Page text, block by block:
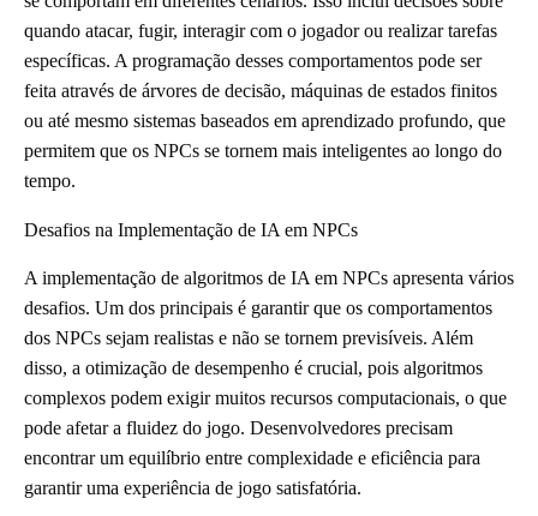
quando atacar, fugir, interagir com o jogador ou realizar tarefas
específicas. A programação desses comportamentos pode ser
feita através de árvores de decisão, máquinas de estados finitos
ou até mesmo sistemas baseados em aprendizado profundo, que
permitem que os NPCs se tornem mais inteligentes ao longo do
tempo.
Desafios na Implementação de IA em NPCs
A implementação de algoritmos de IA em NPCs apresenta vários
desafios. Um dos principais é garantir que os comportamentos
dos NPCs sejam realistas e não se tornem previsíveis. Além
disso, a otimização de desempenho é crucial, pois algoritmos
complexos podem exigir muitos recursos computacionais, o que
pode afetar a fluidez do jogo. Desenvolvedores precisam
encontrar um equilíbrio entre complexidade e eficiência para
garantir uma experiência de jogo satisfatória.